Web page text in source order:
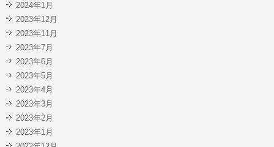
2024年1月
2023年12月
2023年11月
2023年7月
2023年6月
2023年5月
2023年4月
2023年3月
2023年2月
2023年1月